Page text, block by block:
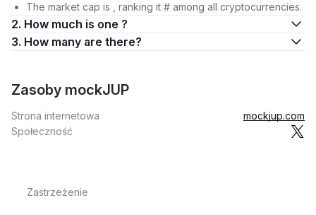
The market cap is , ranking it # among all cryptocurrencies.
2. How much is one ?
3. How many are there?
Zasoby mockJUP
Strona internetowa
mockjup.com
Społeczność
Zastrzeżenie